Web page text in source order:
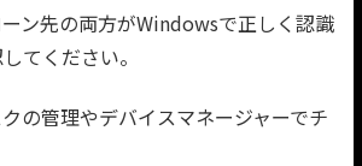
ン先の両方がWindowsで正しく認識
てください。
の管理やデバイスマネージャーでチ